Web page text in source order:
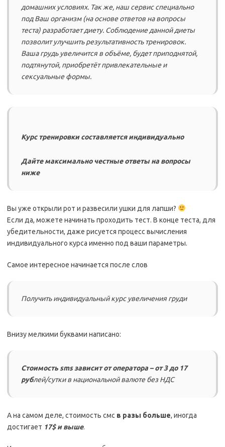
домашних условиях. Так же, наш сервис специально
под Ваш организм (на основе ответов на вопросы
теста) разработает диету. Соблюдение данной диеты
позволит улучшить результативность тренировок.
Ваша грудь увеличится в объёме, будет приподнятой,
подтянутой, приобретёт привлекательные и
сексуальные формы.
Курс тренировки составляется индивидуально
Дайте максимально честные ответы на вопросы
ниже
Вы уже открыли рот и развесили ушки для лапши?
Если да, можете начинать проходить тест. В конце теста, для
убедительности, даже рисуется процесс вычисления
индивидуального курса именно под ваши параметры.
Самое интересное начинается после слов
Получить индивидуальный курс увеличения груди
Внизу мелкими буквами написано:
Стоимость sms зависит от оператора – от 3 до 17
рублей/сутки в национальной валюте без НДС
А на самом деле, стоимость смс в разы больше, иногда
достигает 17$ и выше.